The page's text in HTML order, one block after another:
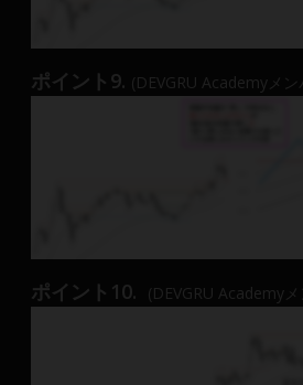
ポイント9. (DEVGRU Academyメ
ポイント10. (DEVGRU Academy